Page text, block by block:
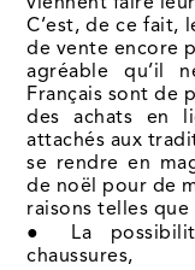
C’est, de ce fait,
de vente encore
agréable qu’il
Français sont de
des achats en
attachés aux
se rendre en
de noël pour de
raisons telles que
● La
chaussures,